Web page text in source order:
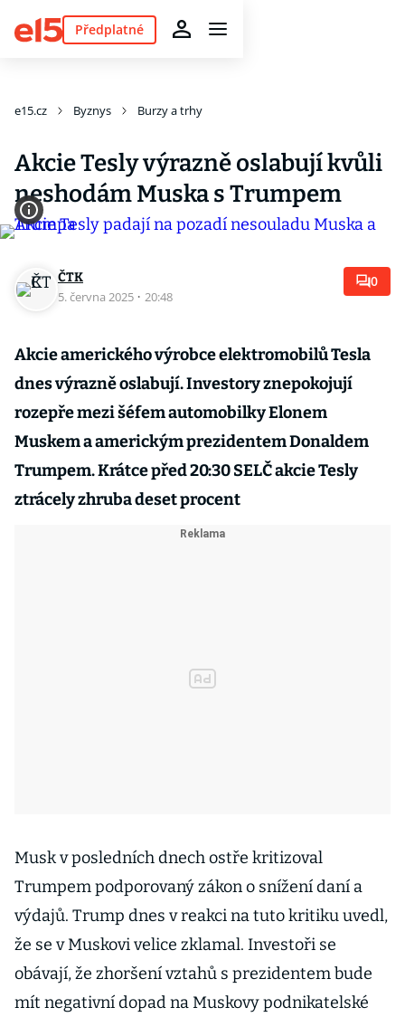
Předplatné
e15.cz Byznys Burzy a trhy
Akcie Tesly výrazně oslabují kvůli
neshodám Muska s Trumpem
ČTK
5. června 2025 · 20:48
0
Akcie amerického výrobce elektromobilů Tesla
dnes výrazně oslabují. Investory znepokojují
rozepře mezi šéfem automobilky Elonem
Muskem a americkým prezidentem Donaldem
Trumpem. Krátce před 20:30 SELČ akcie Tesly
ztrácely zhruba deset procent
Musk v posledních dnech ostře kritizoval
Trumpem podporovaný zákon o snížení daní a
výdajů. Trump dnes v reakci na tuto kritiku uvedl,
že se v Muskovi velice zklamal. Investoři se
obávají, že zhoršení vztahů s prezidentem bude
mít negativní dopad na Muskovy podnikatelské